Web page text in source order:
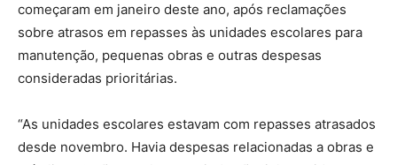
começaram em janeiro deste ano, após reclamações
sobre atrasos em repasses às unidades escolares para
manutenção, pequenas obras e outras despesas
consideradas prioritárias.
“As unidades escolares estavam com repasses atrasados
desde novembro. Havia despesas relacionadas a obras e